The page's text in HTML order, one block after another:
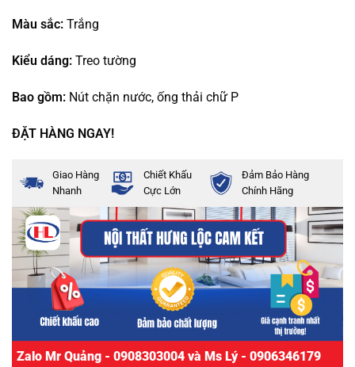
Màu sắc: Trắng
Kiểu dáng: Treo tường
Bao gồm: Nút chặn nước, ống thải chữ P
ĐẶT HÀNG NGAY!
Giao Hàng
Nhanh
Chiết Khấu
Cực Lớn
Đảm Bảo Hàng
Chính Hãng
Zalo Mr Quảng - 0908303004 và Ms Lý - 0906346179